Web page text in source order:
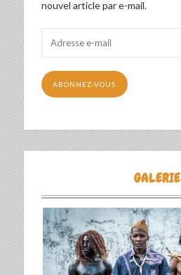
nouvel article par e-mail.
mail
ABONNEZ-VOUS
GALERIE